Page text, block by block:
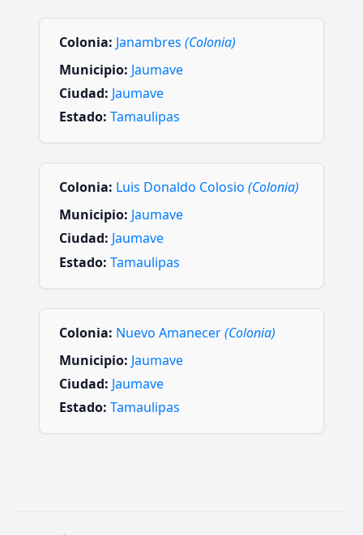
Colonia: Janambres (Colonia)
Municipio: Jaumave
Ciudad: Jaumave
Estado: Tamaulipas
Colonia: Luis Donaldo Colosio (Colonia)
Municipio: Jaumave
Ciudad: Jaumave
Estado: Tamaulipas
Colonia: Nuevo Amanecer(Colonia)
Municipio: Jaumave
Ciudad: Jaumave
Estado: Tamaulipas